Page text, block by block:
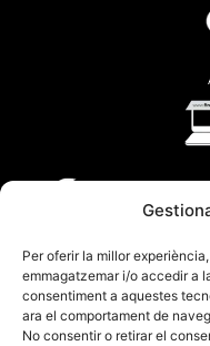
Per oferir la millor
emmagatzemar i/o accedir a
consentiment a aquestes
ara el comportament de
No consentir o retirar el